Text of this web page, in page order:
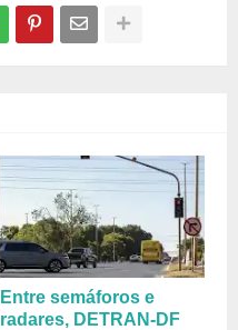
Entre semáforos e
radares, DETRAN-DF